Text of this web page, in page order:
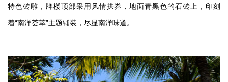
特色砖雕，牌楼顶部采用风情拱券，地面青黑色的石砖上，印刻
着“南洋荟萃”主题铺装，尽显南洋味道。